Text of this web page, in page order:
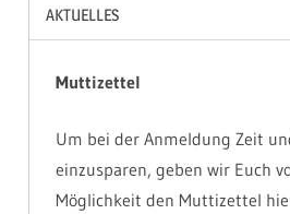
AKTUELLES
Muttizettel
Um bei der Anmeldung Zeit
einzusparen, geben wir Euch
Möglichkeit den Muttizettel